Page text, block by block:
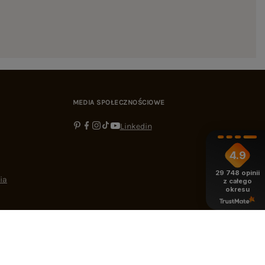
MEDIA SPOŁECZNOŚCIOWE
Linkedin
4.9
29 748 opinii
z całego
okresu